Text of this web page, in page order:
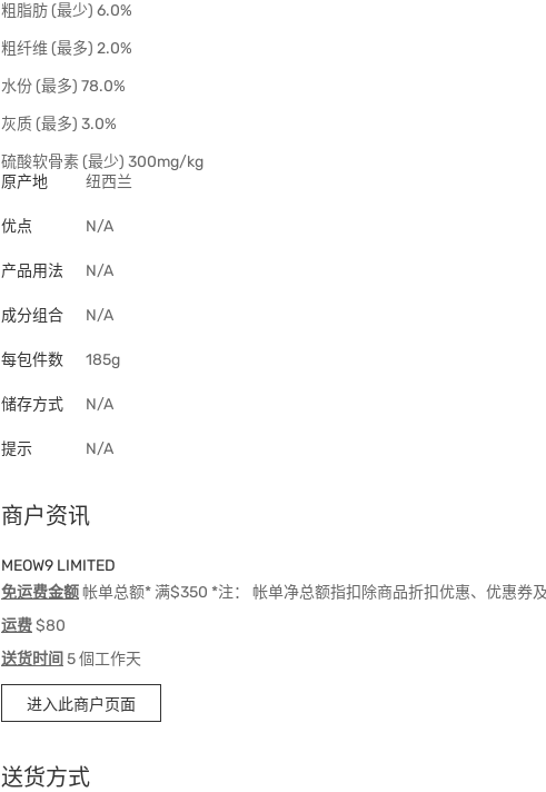
粗脂肪 (最少) 6.0%
粗纤维 (最多) 2.0%
水份 (最多) 78.0%
灰质 (最多) 3.0%
硫酸软骨素 (最少) 300mg/kg
原产地
纽西兰
优点 N/A
产品用法 N/A
成分组合 N/A
每包件数 185g
储存方式 N/A
提示 N/A
商户资讯
MEOW9 LIMITED
免运费金额帐单总额* 满$350 *注： 帐单净总额指扣除商品折扣优惠、优惠券及
运费$80
送货时间 5 個工作天
进入此商户页面
送货方式